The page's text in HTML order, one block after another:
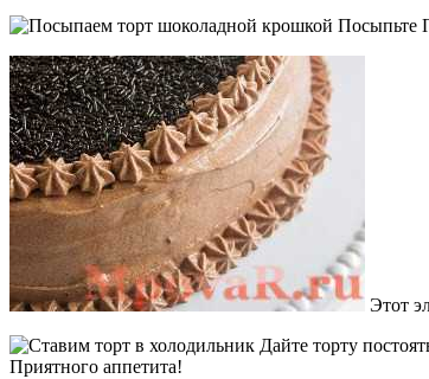
Посыпьте
Этот
Дайте торту
Приятного аппетита!